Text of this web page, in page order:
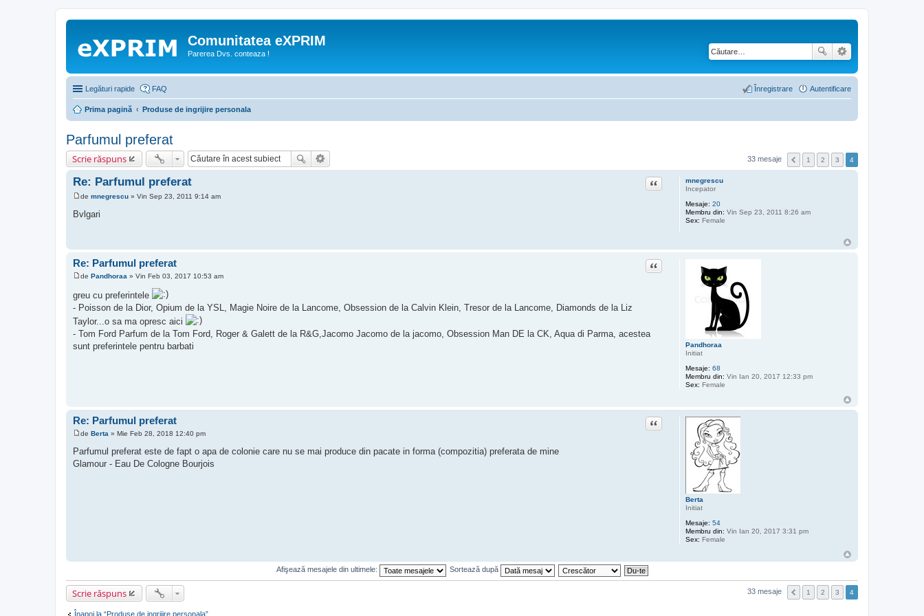
Comunitatea eXPRIM
Parerea Dvs. conteaza !
Legături rapide FAQ Autentificare
Înregistrare
Prima pagină Produse de ingrijire personala
Parfumul preferat
Scrie răspuns 33 mesaje 1 2 3 4
mnegrescu
Incepator
Mesaje: 20
Membru din: Vin Sep 23, 2011 8:26 am
Sex: Female
Re: Parfumul preferat Citat
e
s
de mnegrescu » Vin Sep 23, 2011 9:14 am
Bvlgari
Pandhoraa
Initiat
Mesaje: 68
Membru din: Vin Ian 20, 2017 12:33 pm
Sex: Female
Re: Parfumul preferat Citat
s
a
de Pandhoraa » Vin Feb 03, 2017 10:53 am
greu cu preferintele
- Poisson de la Dior, Opium de la YSL, Magie Noire de la Lancome, Obsession de la Calvin Klein, Tresor de la Lancome, Diamonds de la Liz
Taylor...o sa ma opresc aici
- Tom Ford Parfum de la Tom Ford, Roger & Galett de la R&G,Jacomo Jacomo de la jacomo, Obsession Man DE la CK, Aqua di Parma, acestea
sunt preferintele pentru barbati
Berta
Initiat
Mesaje: 54
Membru din: Vin Ian 20, 2017 3:31 pm
Sex: Female
Re: Parfumul preferat Citat
s
a
de Berta » Mie Feb 28, 2018 12:40 pm
Parfumul preferat este de fapt o apa de colonie care nu se mai produce din pacate in forma (compozitia) preferata de mine
Glamour - Eau De Cologne Bourjois
Afişează mesajele din ultimele: Sortează după
Scrie răspuns 33 mesaje 1 2 3 4
Înapoi la “Produse de ingrijire personala”